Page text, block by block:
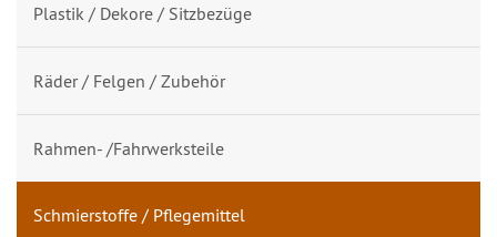
Plastik / Dekore / Sitzbezüge
Räder / Felgen / Zubehör
Rahmen- /Fahrwerksteile
Schmierstoffe / Pflegemittel